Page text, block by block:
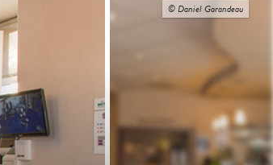
© Daniel Garandeau